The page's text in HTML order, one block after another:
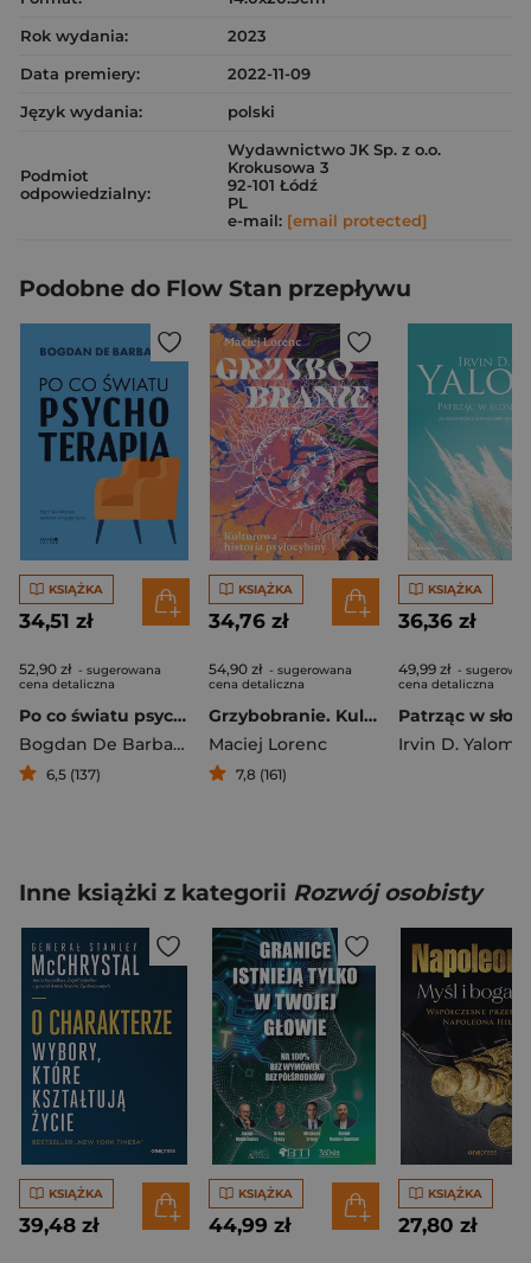
Rok wydania:
2023
Data premiery:
2022-11-09
Język wydania:
polski
Podmiot
odpowiedzialny:
Wydawnictwo JK Sp. z o.o.
Krokusowa 3
92-101 Łódź
PL
e-mail: [email protected]
Podobne do Flow Stan przepływu
KSIĄŻKA
34,51 zł
52,90 zł - sugerowana
cena detaliczna
Po co światu psychoterapia
Bogdan De Barbaro
6,5 (137)
KSIĄŻKA
34,76 zł
54,90 zł - sugerowana
cena detaliczna
Grzybobranie. Kulturowa historia psylocybiny
Maciej Lorenc
7,8 (161)
KSIĄŻKA
36,36 zł
49,99 zł -
cena detaliczna
Irvin D. Yalom
Inne książki z kategorii Rozwój osobisty
KSIĄŻKA
39,48 zł
KSIĄŻKA
44,99 zł
KSIĄŻKA
27,80 zł